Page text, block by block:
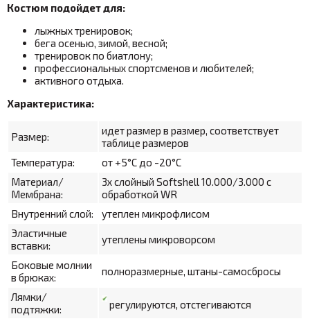
Костюм подойдет для:
лыжных тренировок;
бега осенью, зимой, весной;
тренировок по биатлону;
профессиональных спортсменов и любителей;
активного отдыха.
Характеристика:
Размер:
идет размер в размер, соответствует
таблице размеров
Температура:
от +5°С до -20°С
Материал/
Мембрана:
3х слойный Softshell 10.000/3.000 с
обработкой WR
Внутренний слой:
утеплен микрофлисом
Эластичные
вставки:
утеплены микроворсом
Боковые молнии
в брюках:
полноразмерные, штаны-самосбросы
Лямки/
подтяжки:
регулируются, отстегиваются